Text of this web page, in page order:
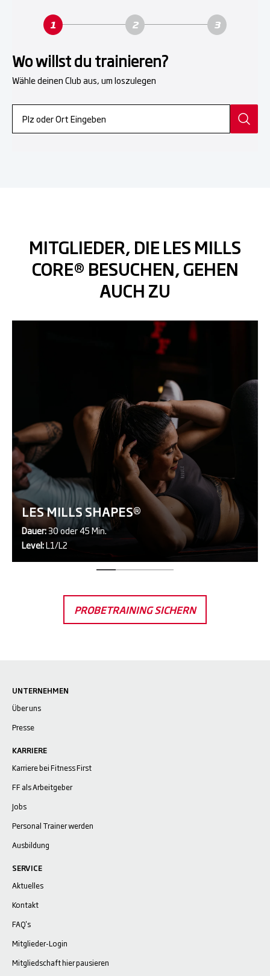
Wo willst du trainieren?
Wähle deinen Club aus, um loszulegen
MITGLIEDER, DIE LES MILLS
CORE® BESUCHEN, GEHEN
AUCH ZU
LES MILLS SHAPES®
Dauer:30 oder 45 Min.
Level:L1/L2
PROBETRAINING SICHERN
UNTERNEHMEN
Über uns
Presse
KARRIERE
Karriere bei Fitness First
FF als Arbeitgeber
Jobs
Personal Trainer werden
Ausbildung
SERVICE
Aktuelles
Kontakt
FAQ's
Mitglieder-Login
Mitgliedschaft hier pausieren